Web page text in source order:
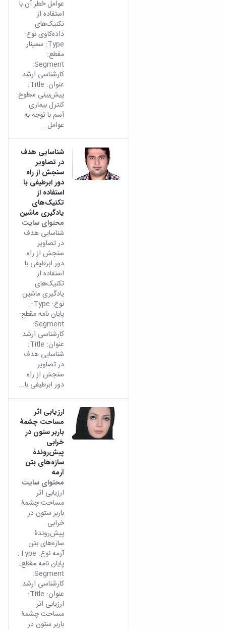
عوامل خطر آن با
استفاده از
تکنیک‌های
داده‌کاوی نوع:
Type: سمینار
مقطع:
Segment:
کارشناسی ارشد
عنوان: Title:
پیش‌بینی سطوح
کنترل بیماری
آسم با توجه به
عوامل...
شناسایی هدف
در تصاویر
سنجش از راه
دور ابرطیفی با
استفاده از
تکنیک‌های
یادگیری ماشین
محتوای سایت
شناسایی هدف
در تصاویر
سنجش از راه
دور ابرطیفی با
استفاده از
تکنیک‌های
یادگیری ماشین
نوع: Type:
پایان نامه مقطع:
Segment:
کارشناسی ارشد
عنوان: Title:
شناسایی هدف
در تصاویر
سنجش از راه
دور ابرطیفی با...
ارزیابی اثر
مساحت چشمۀ
باربر ستون در
خرابی
پیش‌روندۀ
سازه‌‌های بتن
آرمه
محتوای سایت
ارزیابی اثر
مساحت چشمۀ
باربر ستون در
خرابی
پیش‌روندۀ
سازه‌‌های بتن
آرمه نوع: Type:
پایان نامه مقطع:
Segment:
کارشناسی ارشد
عنوان: Title:
ارزیابی اثر
مساحت چشمۀ
باربر ستون در